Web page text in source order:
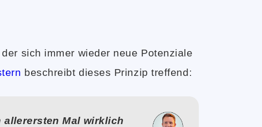
sich immer wieder neue Potenziale
beschreibt dieses Prinzip treffend:
allerersten Mal wirklich